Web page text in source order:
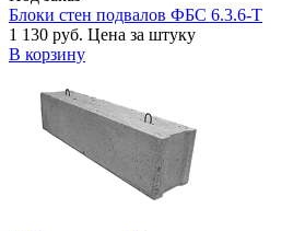
Блоки стен подвалов ФБС 6.3.6-Т
1 130 руб. Цена за штуку
В корзину